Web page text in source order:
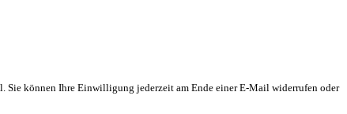
Sie können Ihre Einwilligung jederzeit am Ende einer E-Mail widerrufen oder